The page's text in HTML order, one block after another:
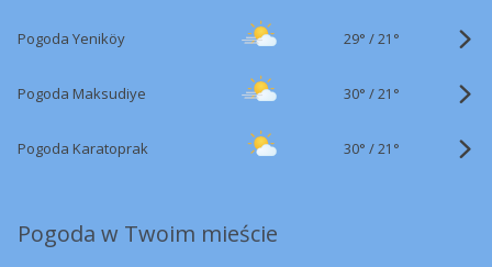
Pogoda Yeniköy 29° /21°
Pogoda Maksudiye 30° /21°
Pogoda Karatoprak 30° /21°
Pogoda w Twoim mieście